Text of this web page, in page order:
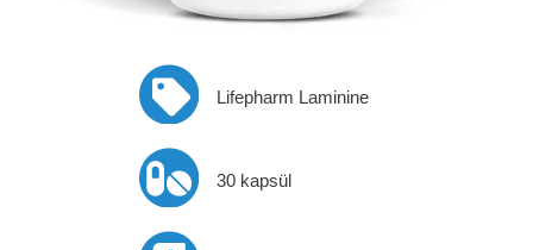
Lifepharm Laminine
30 kapsül